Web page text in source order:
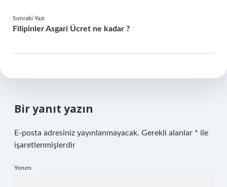
Sonraki Yazı
Filipinler Asgari Ücret ne kadar ?
Bir yanıt yazın
E-posta adresiniz yayınlanmayacak. Gerekli alanlar * ile
işaretlenmişlerdir
Yorum